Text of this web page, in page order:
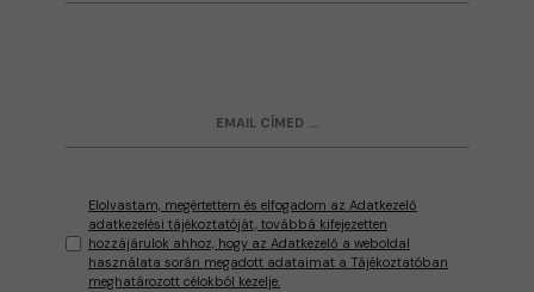
Elolvastam, megértettem és elfogadom az Adatkezelő
adatkezelési tájékoztatóját, továbbá kifejezetten
hozzájárulok ahhoz, hogy az Adatkezelő a weboldal
használata során megadott adataimat a Tájékoztatóban
meghatározott célokból kezelje.